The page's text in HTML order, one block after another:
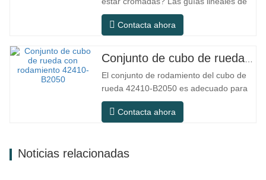
de…
acero ordinario pueden satisfacer las
necesidades operativas básicas en
convencionales, pero en escenarios de
uso práctico como equipos de
automatización, máquinas herramienta
de precisión, equipos…
Contacta ahora
El conjunto de rodamiento del cubo de
rueda 42410-B2050 es adecuado para
el mercado de mantenimiento y
reemplazo de automóviles, cumpliendo
larga distancia y condiciones de
Contacta ahora
Noticias relacionadas